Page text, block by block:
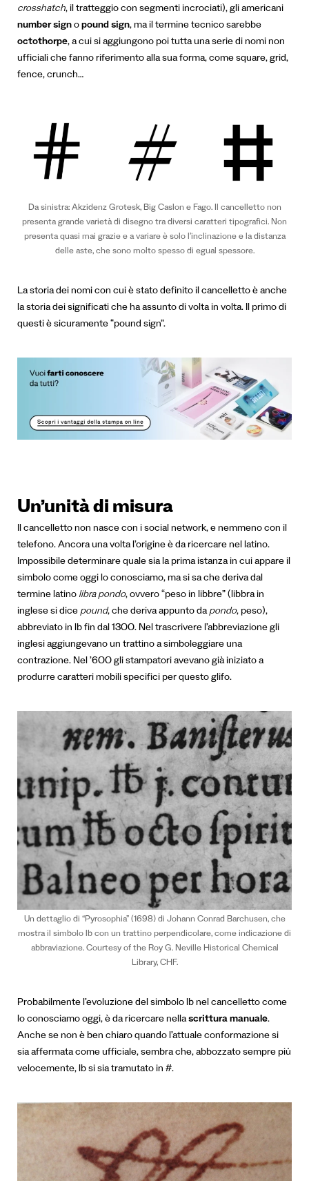
crosshatch, il tratteggio con segmenti incrociati), gli americani
number signopound sign, ma il termine tecnico sarebbe
octothorpe, a cui si aggiungono poi tutta una serie di nomi non
ufficiali che fanno riferimento alla sua forma, come square, grid,
fence, crunch…
Da sinistra: Akzidenz Grotesk, Big Caslon e Fago. Il cancelletto non
presenta grande varietà di disegno tra diversi caratteri tipografici. Non
presenta quasi mai grazie e a variare è solo l’inclinazione e la distanza
delle aste, che sono molto spesso di egual spessore.
La storia dei nomi con cui è stato definito il cancelletto è anche
la storia dei significati che ha assunto di volta in volta. Il primo di
questi è sicuramente “pound sign”.
Un’unità di misura
Il cancelletto non nasce con i social network, e nemmeno con il
telefono. Ancora una volta l’origine è da ricercare nel latino.
Impossibile determinare quale sia la prima istanza in cui appare il
simbolo come oggi lo conosciamo, ma si sa che deriva dal
termine latino libra pondo, ovvero “peso in libbre” (libbra in
inglese si dicepound, che deriva appunto dapondo, peso),
abbreviato in lb fin dal 1300. Nel trascrivere l’abbreviazione gli
inglesi aggiungevano un trattino a simboleggiare una
contrazione. Nel ’600 gli stampatori avevano già iniziato a
produrre caratteri mobili specifici per questo glifo.
Un dettaglio di “Pyrosophia” (1698) di Johann Conrad Barchusen, che
mostra il simbolo lb con un trattino perpendicolare, come indicazione di
abbraviazione. Courtesy of the Roy G. Neville Historical Chemical
Library, CHF.
Probabilmente l’evoluzione del simbolo lb nel cancelletto come
lo conosciamo oggi, è da ricercare nellascrittura manuale.
Anche se non è ben chiaro quando l’attuale conformazione si
sia affermata come ufficiale, sembra che, abbozzato sempre più
velocemente,lbsi sia tramutato in #.